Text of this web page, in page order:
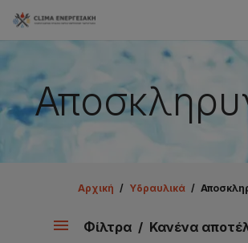
Αρχική / Υδραυλικά /
Φίλτρα Κανένα